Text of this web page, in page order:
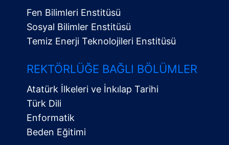
Menü
Fen Bilimleri Enstitüsü
Sosyal Bilimler Enstitüsü
Temiz Enerji Teknolojileri Enstitüsü
REKTÖRLÜĞE BAĞLI BÖLÜMLER
Atatürk İlkeleri ve İnkılap Tarihi
Türk Dili
Enformatik
Beden Eğitimi